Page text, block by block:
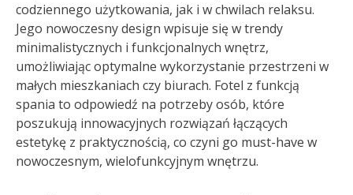
codziennego użytkowania, jak i w chwilach relaksu.
Jego nowoczesny design wpisuje się w trendy
minimalistycznych i funkcjonalnych wnętrz,
umożliwiając optymalne wykorzystanie przestrzeni w
małych mieszkaniach czy biurach. Fotel z funkcją
spania to odpowiedź na potrzeby osób, które
poszukują innowacyjnych rozwiązań łączących
estetykę z praktycznością, co czyni go must-have w
nowoczesnym, wielofunkcyjnym wnętrzu.